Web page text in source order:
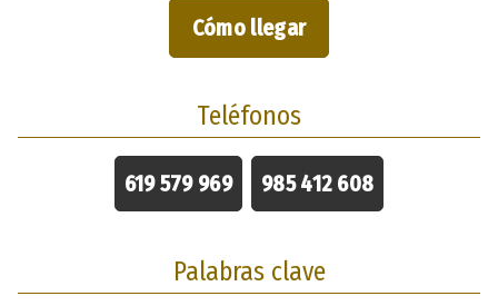
Cómo llegar
Teléfonos
619 579 969 985 412 608
Palabras clave